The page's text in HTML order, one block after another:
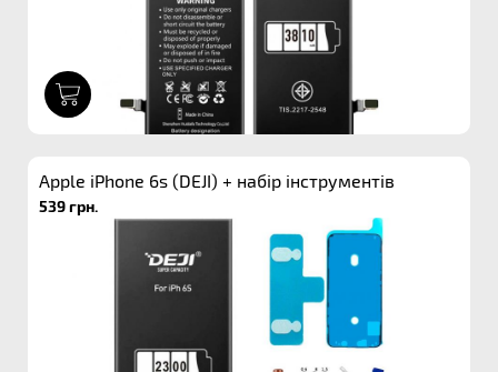
Apple iPhone 6s (DEJI) + набір інструментів
539 грн.